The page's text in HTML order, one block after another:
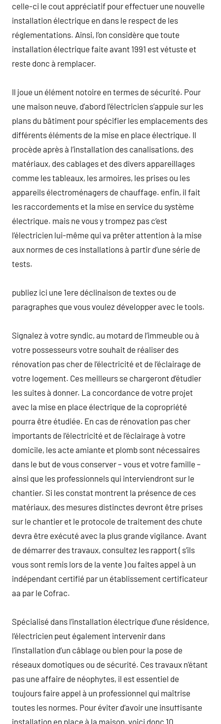
celle-ci le cout appréciatif pour effectuer une nouvelle
installation électrique en dans le respect de les
réglementations. Ainsi, l’on considère que toute
installation électrique faite avant 1991 est vétuste et
reste donc à remplacer.
Il joue un élément notoire en termes de sécurité. Pour
une maison neuve, d’abord l’électricien s’appuie sur les
plans du bâtiment pour spécifier les emplacements des
différents éléments de la mise en place électrique. Il
procède après à l’installation des canalisations, des
matériaux, des cablages et des divers appareillages
comme les tableaux, les armoires, les prises ou les
appareils électroménagers de chauffage. enfin, il fait
les raccordements et la mise en service du système
électrique. mais ne vous y trompez pas c’est
l’électricien lui-même qui va prêter attention à la mise
aux normes de ces installations à partir d’une série de
tests.
publiez ici une 1ere déclinaison de textes ou de
paragraphes que vous voulez développer avec le tools.
Signalez à votre syndic, au motard de l’immeuble ou à
votre possesseurs votre souhait de réaliser des
rénovation pas cher de l’électricité et de l’éclairage de
votre logement. Ces meilleurs se chargeront d’étudier
les suites à donner. La concordance de votre projet
avec la mise en place électrique de la copropriété
pourra être étudiée. En cas de rénovation pas cher
importants de l’électricité et de l’éclairage à votre
domicile, les acte amiante et plomb sont nécessaires
dans le but de vous conserver – vous et votre famille –
ainsi que les professionnels qui interviendront sur le
chantier. Si les constat montrent la présence de ces
matériaux, des mesures distinctes devront être prises
sur le chantier et le protocole de traitement des chute
devra être exécuté avec la plus grande vigilance. Avant
de démarrer des travaux, consultez les rapport ( s’ils
vous sont remis lors de la vente ) ou faites appel à un
indépendant certifié par un établissement certificateur
aa par le Cofrac.
Spécialisé dans l’installation électrique d’une résidence,
l’électricien peut également intervenir dans
l’installation d’un câblage ou bien pour la pose de
réseaux domotiques ou de sécurité. Ces travaux n’étant
pas une affaire de néophytes, il est essentiel de
toujours faire appel à un professionnel qui maîtrise
toutes les normes. Pour éviter d’avoir une insuffisante
installation en place à la maison, voici donc 10